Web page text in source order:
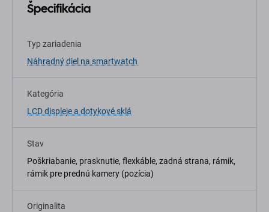
Špecifikácia
Typ zariadenia
Náhradný diel na smartwatch
Kategória
LCD displeje a dotykové sklá
Stav
Poškriabanie, prasknutie, flexkáble, zadná strana, rámik,
rámik pre prednú kamery (pozícia)
Originalita